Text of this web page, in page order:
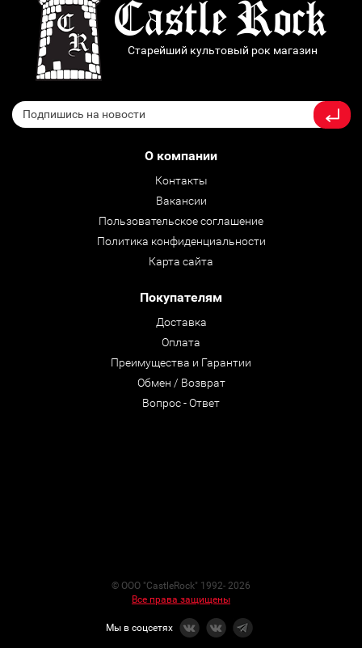
Старейший культовый рок магазин
О компании
Контакты
Вакансии
Пользовательское соглашение
Политика конфиденциальности
Карта сайта
Покупателям
Доставка
Оплата
Преимущества и Гарантии
Обмен / Возврат
Вопрос - Ответ
© ООО "CastleRock" 1992- 2026
Все права защищены
Мы в соцсетях